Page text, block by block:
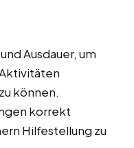
Ausdauer, um
können.
korrekt
Hilfestellung zu